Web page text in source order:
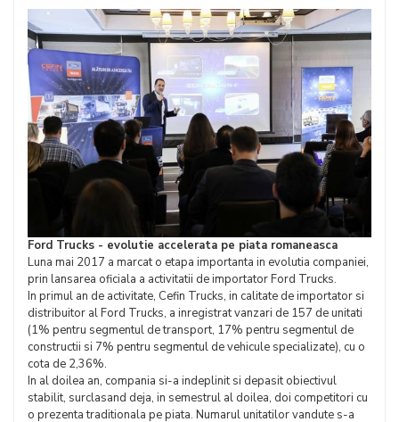
Ford Trucks - evolutie accelerata pe piata romaneasca
Luna mai 2017 a marcat o etapa importanta in evolutia companiei,
prin lansarea oficiala a activitatii de importator Ford Trucks.
In primul an de activitate, Cefin Trucks, in calitate de importator si
distribuitor al Ford Trucks, a inregistrat vanzari de 157 de unitati
(1% pentru segmentul de transport, 17% pentru segmentul de
constructii si 7% pentru segmentul de vehicule specializate), cu o
cota de 2,36%.
In al doilea an, compania si-a indeplinit si depasit obiectivul
stabilit, surclasand deja, in semestrul al doilea, doi competitori cu
o prezenta traditionala pe piata. Numarul unitatilor vandute s-a